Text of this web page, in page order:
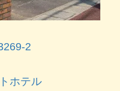
2
ホテル